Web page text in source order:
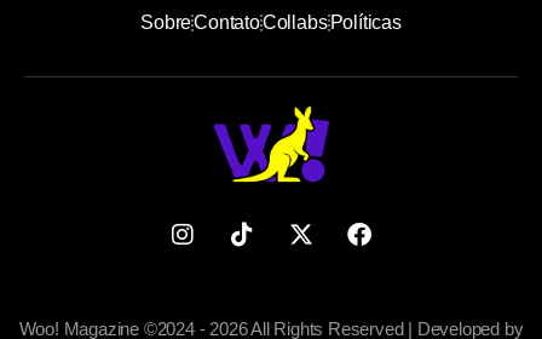
SobreContatoCollabsPolíticas
Woo! Magazine ©2024 - 2026 All Rights Reserved | Developed by